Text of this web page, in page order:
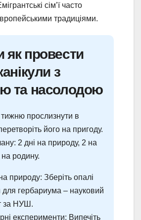
сім’ї часто
традиціями.
як провести
з
та насолодою
прослизнути в
його на пригоду.
2 дні на природу, 2 на
родину.
природу: Зберіть опалі
для гербариума – науковий
за НУШ.
експерименти: Випечіть